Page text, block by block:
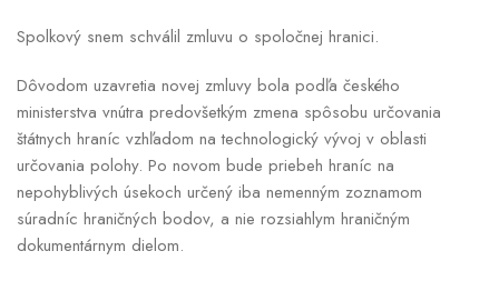
Spolkový snem schválil zmluvu o spoločnej hranici.
Dôvodom uzavretia novej zmluvy bola podľa českého
ministerstva vnútra predovšetkým zmena spôsobu určovania
štátnych hraníc vzhľadom na technologický vývoj v oblasti
určovania polohy. Po novom bude priebeh hraníc na
nepohyblivých úsekoch určený iba nemenným zoznamom
súradníc hraničných bodov, a nie rozsiahlym hraničným
dokumentárnym dielom.